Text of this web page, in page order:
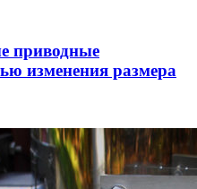
приводные
изменения размера